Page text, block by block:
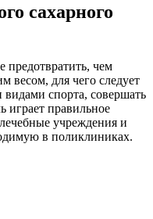
сахарного
предотвратить, чем
весом, для чего следует
спорта, совершать
правильное
учреждения и
в поликлиниках.